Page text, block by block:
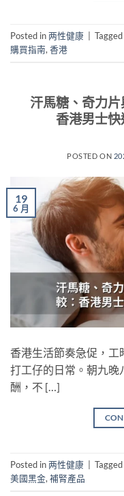
Posted in两性健康 Tagged
購買指南, 香港
汗馬糖、奇力片
香港男士
POSTED ON
19
6 月
香港生活節奏急促，
打工仔的日常。朝九晚
酬，不 […]
Posted in两性健康 Tagged
美國黑金,補腎產品